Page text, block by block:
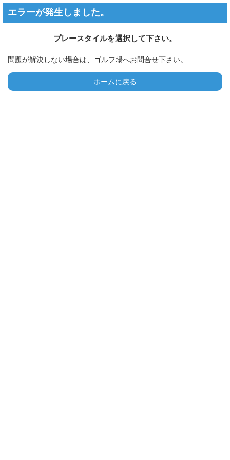
エラーが発生しました。
プレースタイルを選択して下さい。
問題が解決しない場合は、ゴルフ場へお問合せ下さい。
ホームに戻る